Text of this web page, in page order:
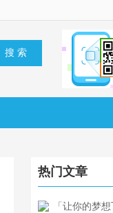
热门文章